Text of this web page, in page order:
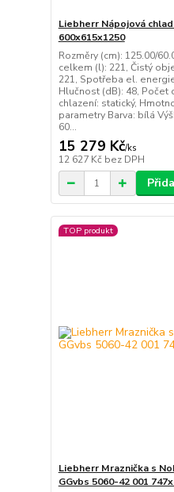
Liebherr Nápojová
600x615x1250
Rozměry (cm): 125.00/
celkem (l): 221, Čistý
221, Spotřeba el.
Hlučnost (dB): 48, Počet
chlazení: statický,
parametry Barva: bílá
60...
15 279 Kč/ks
12 627 Kč bez DPH
TOP produkt
Liebherr Mraznička s
GGvbs 5060-42 001